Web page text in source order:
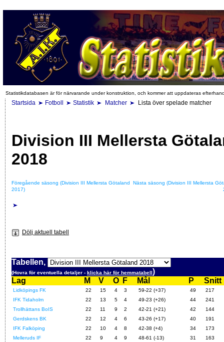
Statistikdatabasen är för närvarande under konstruktion, och kommer att uppdateras
Startsida Fotboll Statistik Matcher Lista över spelade matcher
Division III Mellersta
2018
Föregående säsong (Division III Mellersta Götaland
2017)
Nästa säsong (Division III Mellersta
Dölj aktuell tabell
Tabellen,
(Hovra för eventuella detaljer - klicka här för hemmatabell)
Lag
M V O F Mål P Snitt
Lidköpings FK 22 15 4 3 59-22 (+37) 49
217
IFK Tidaholm
22 13 5 4 49-23 (+26) 44
241
Trollhättans BoIS
22 11 9 2 42-21 (+21) 42
144
Gerdskens BK
22 12 4 6 43-26 (+17) 40
191
IFK Falköping
22 10 4 8 42-38 (+4) 34
173
Melleruds IF
22 9 4 9 48-61 (-13) 31
163